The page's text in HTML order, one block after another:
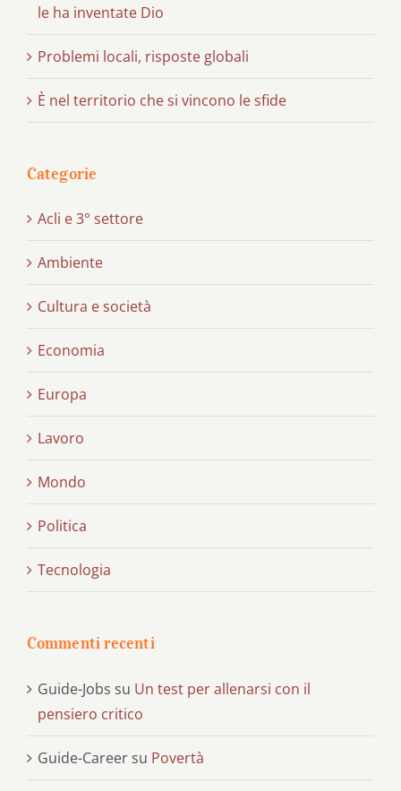
le ha inventate Dio
Problemi locali, risposte globali
È nel territorio che si vincono le sfide
Categorie
Acli e 3° settore
Ambiente
Cultura e società
Economia
Europa
Lavoro
Mondo
Politica
Tecnologia
Commenti recenti
Guide-Jobs su Un test per allenarsi con il
pensiero critico
Guide-Career su Povertà